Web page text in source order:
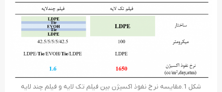
شکل 1.مقایسه نرخ نفوذ اکسیژن بین فیلم تک لایه و فیلم چند لایه